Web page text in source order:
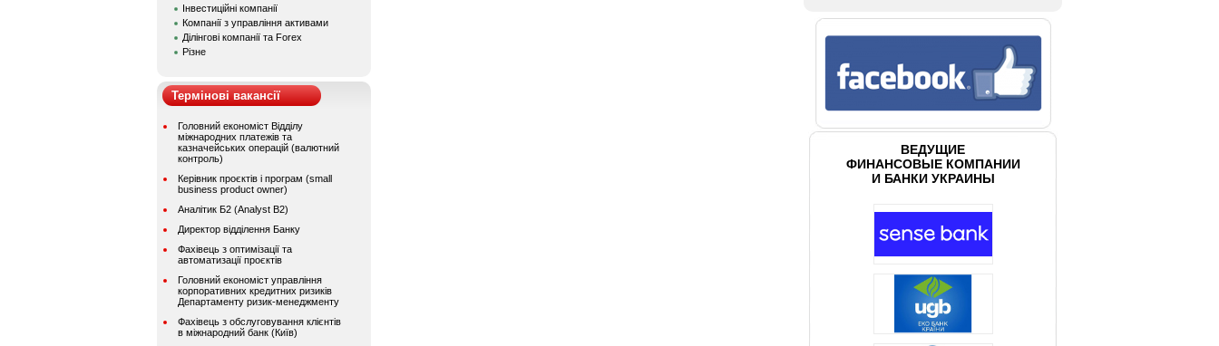
Інвестиційні компанії
Компанії з управління активами
Ділінгові компанії та Forex
Різне
Термінові вакансії
Головний економіст Відділу
міжнародних платежів та
казначейських операцій (валютний
контроль)
Керівник проєктів і програм (small
business product owner)
Аналітик Б2 (Analyst B2)
Директор відділення Банку
Фахівець з оптимізації та
автоматизації проєктів
Головний економіст управління
корпоративних кредитних ризиків
Департаменту ризик-менеджменту
Фахівець з обслуговування клієнтів
в міжнародний банк (Київ)
ВЕДУЩИЕ
ФИНАНСОВЫЕ КОМПАНИИ
И БАНКИ УКРАИНЫ